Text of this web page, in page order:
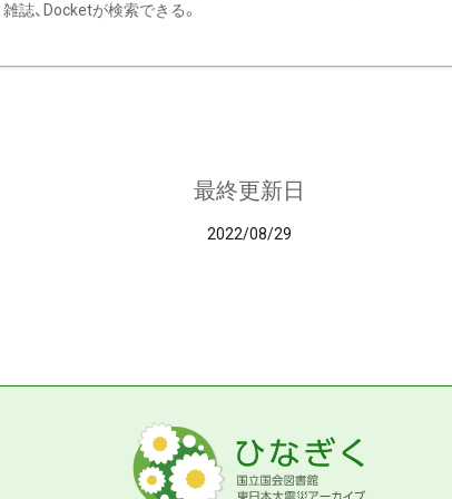
雑誌、Docketが検索できる。
最終更新日
2022/08/29